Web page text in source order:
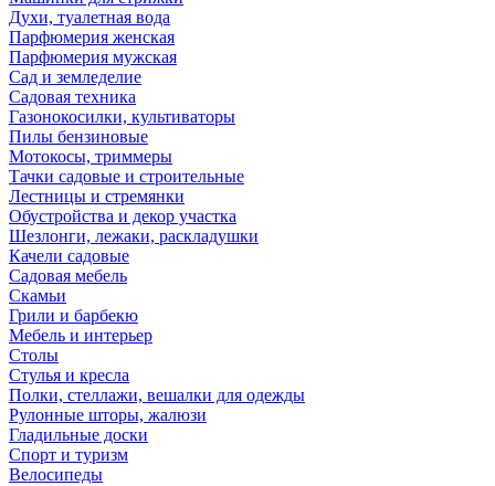
Духи, туалетная вода
Парфюмерия женская
Парфюмерия мужская
Сад и земледелие
Садовая техника
Газонокосилки, культиваторы
Пилы бензиновые
Мотокосы, триммеры
Тачки садовые и строительные
Лестницы и стремянки
Обустройства и декор участка
Шезлонги, лежаки, раскладушки
Качели садовые
Садовая мебель
Скамьи
Грили и барбекю
Мебель и интерьер
Столы
Стулья и кресла
Полки, стеллажи, вешалки для одежды
Рулонные шторы, жалюзи
Гладильные доски
Спорт и туризм
Велосипеды